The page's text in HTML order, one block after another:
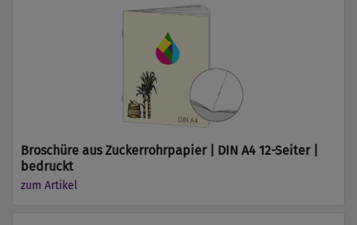
Broschüre aus Zuckerrohrpapier | DIN A4 12-Seiter |
bedruckt
zum Artikel